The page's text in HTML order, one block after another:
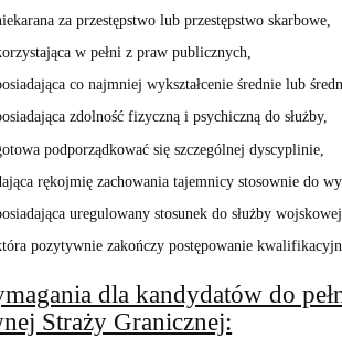
za przestępstwo lub przestępstwo skarbowe,
w pełni z praw publicznych,
co najmniej wykształcenie średnie lub
zdolność fizyczną i psychiczną do służby,
podporządkować się szczególnej dyscyplinie,
rękojmię zachowania tajemnicy stosownie do
uregulowany stosunek do służby
pozytywnie zakończy postępowanie
dla kandydatów do
Straży Granicznej: